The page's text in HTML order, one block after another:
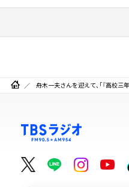
舟木一夫さんを迎えて、「『高校三